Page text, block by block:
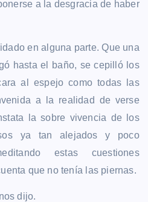
a la desgracia de haber
en alguna parte. Que una
hasta el baño, se cepilló los
al espejo como todas las
a la realidad de verse
la sobre vivencia de los
ya tan alejados y poco
estas cuestiones
que no tenía las piernas.
dijo.